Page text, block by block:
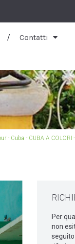
Contatti
- Cuba - CUBA A
Per
non